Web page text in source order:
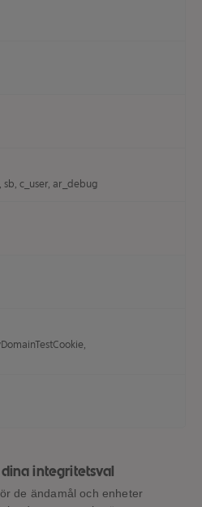
c_user, ar_debug
integritetsval
de ändamål och enheter